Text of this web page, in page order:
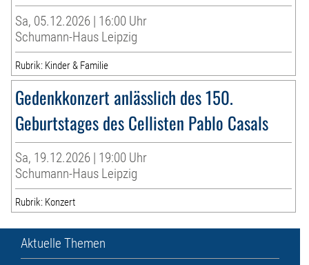
Sa, 05.12.2026 | 16:00 Uhr
Schumann-Haus Leipzig
Rubrik: Kinder & Familie
Gedenkkonzert anlässlich des 150.
Geburtstages des Cellisten Pablo Casals
Sa, 19.12.2026 | 19:00 Uhr
Schumann-Haus Leipzig
Rubrik: Konzert
Aktuelle Themen